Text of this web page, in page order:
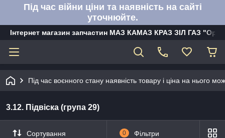
Під час війни ціни та наявність на сайті
уточнюйте.
Інтернет магазин запчастин МАЗ КАМАЗ КРАЗ ЗІЛ ГАЗ
Під час воєнного стану наявність товару і ціна на нього
3.12. Підвіска (група 29)
Сортування 0 Фільтри